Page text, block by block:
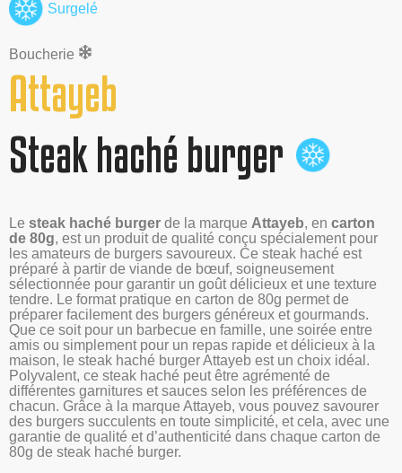
Surgelé
Boucherie
Attayeb
Steak haché burger
Le steak haché burger de la marque Attayeb, en carton
de 80g, est un produit de qualité conçu spécialement pour
les amateurs de burgers savoureux. Ce steak haché est
préparé à partir de viande de bœuf, soigneusement
sélectionnée pour garantir un goût délicieux et une texture
tendre. Le format pratique en carton de 80g permet de
préparer facilement des burgers généreux et gourmands.
Que ce soit pour un barbecue en famille, une soirée entre
amis ou simplement pour un repas rapide et délicieux à la
maison, le steak haché burger Attayeb est un choix idéal.
Polyvalent, ce steak haché peut être agrémenté de
différentes garnitures et sauces selon les préférences de
chacun. Grâce à la marque Attayeb, vous pouvez savourer
des burgers succulents en toute simplicité, et cela, avec une
garantie de qualité et d’authenticité dans chaque carton de
80g de steak haché burger.